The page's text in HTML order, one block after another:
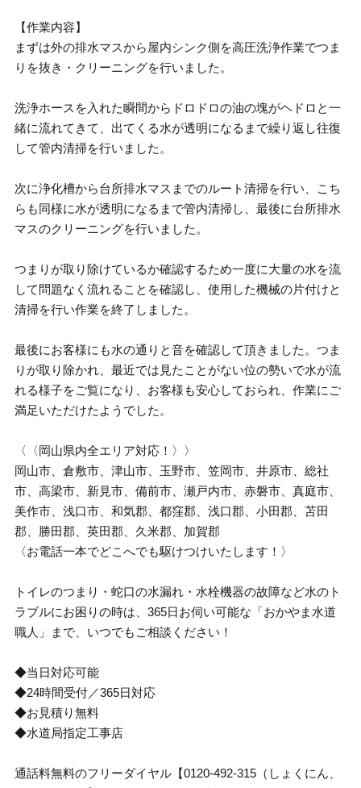
【作業内容】
まずは外の排水マスから屋内シンク側を高圧洗浄作業でつま
りを抜き・クリーニングを行いました。
洗浄ホースを入れた瞬間からドロドロの油の塊がヘドロと一
緒に流れてきて、出てくる水が透明になるまで繰り返し往復
して管内清掃を行いました。
次に浄化槽から台所排水マスまでのルート清掃を行い、こち
らも同様に水が透明になるまで管内清掃し、最後に台所排水
マスのクリーニングを行いました。
つまりが取り除けているか確認するため一度に大量の水を流
して問題なく流れることを確認し、使用した機械の片付けと
清掃を行い作業を終了しました。
最後にお客様にも水の通りと音を確認して頂きました。つま
りが取り除かれ、最近では見たことがない位の勢いで水が流
れる様子をご覧になり、お客様も安心しておられ、作業にご
満足いただけたようでした。
〈〈岡山県内全エリア対応！〉〉
岡山市、倉敷市、津山市、玉野市、笠岡市、井原市、総社
市、高梁市、新見市、備前市、瀬戸内市、赤磐市、真庭市、
美作市、浅口市、和気郡、都窪郡、浅口郡、小田郡、苫田
郡、勝田郡、英田郡、久米郡、加賀郡
〈お電話一本でどこへでも駆けつけいたします！〉
トイレのつまり・蛇口の水漏れ・水栓機器の故障など水のト
ラブルにお困りの時は、365日お伺い可能な「おかやま水道
職人」まで、いつでもご相談ください！
◆当日対応可能
◆24時間受付／365日対応
◆お見積り無料
◆水道局指定工事店
通話料無料のフリーダイヤル【0120-492-315（しょくにん、